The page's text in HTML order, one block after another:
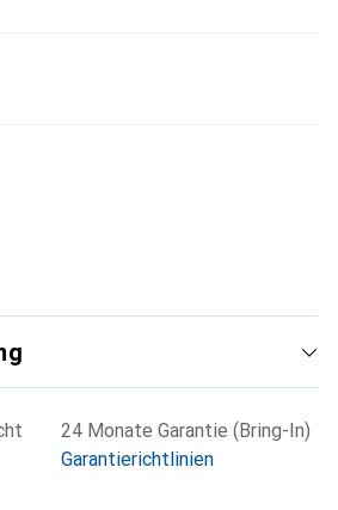
24 Monate Garantie (Bring-In)
Garantierichtlinien